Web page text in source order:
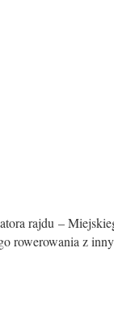
rajdu –
rowerowania z